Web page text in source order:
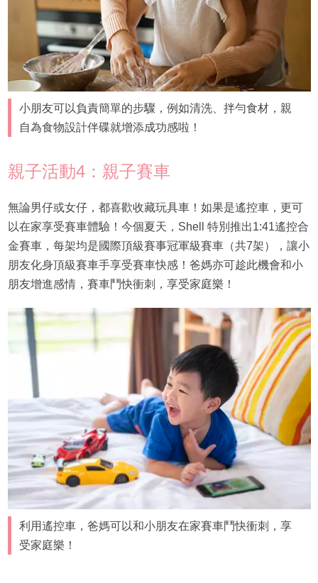
小朋友可以負責簡單的步驟，例如清洗、拌勻食材，親
自為食物設計伴碟就增添成功感啦！
親子活動4：親子賽車
無論男仔或女仔，都喜歡收藏玩具車！如果是遙控車，更可
以在家享受賽車體驗！今個夏天，Shell 特別推出1:41遙控合
金賽車，每架均是國際頂級賽事冠軍級賽車（共7架），讓小
朋友化身頂級賽車手享受賽車快感！爸媽亦可趁此機會和小
朋友增進感情，賽車鬥快衝刺，享受家庭樂！
利用遙控車，爸媽可以和小朋友在家賽車鬥快衝刺，享
受家庭樂！